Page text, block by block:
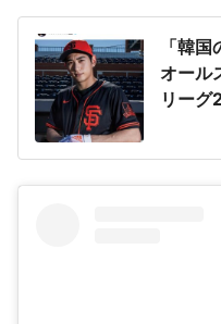
「韓
オール
リーグ
ない